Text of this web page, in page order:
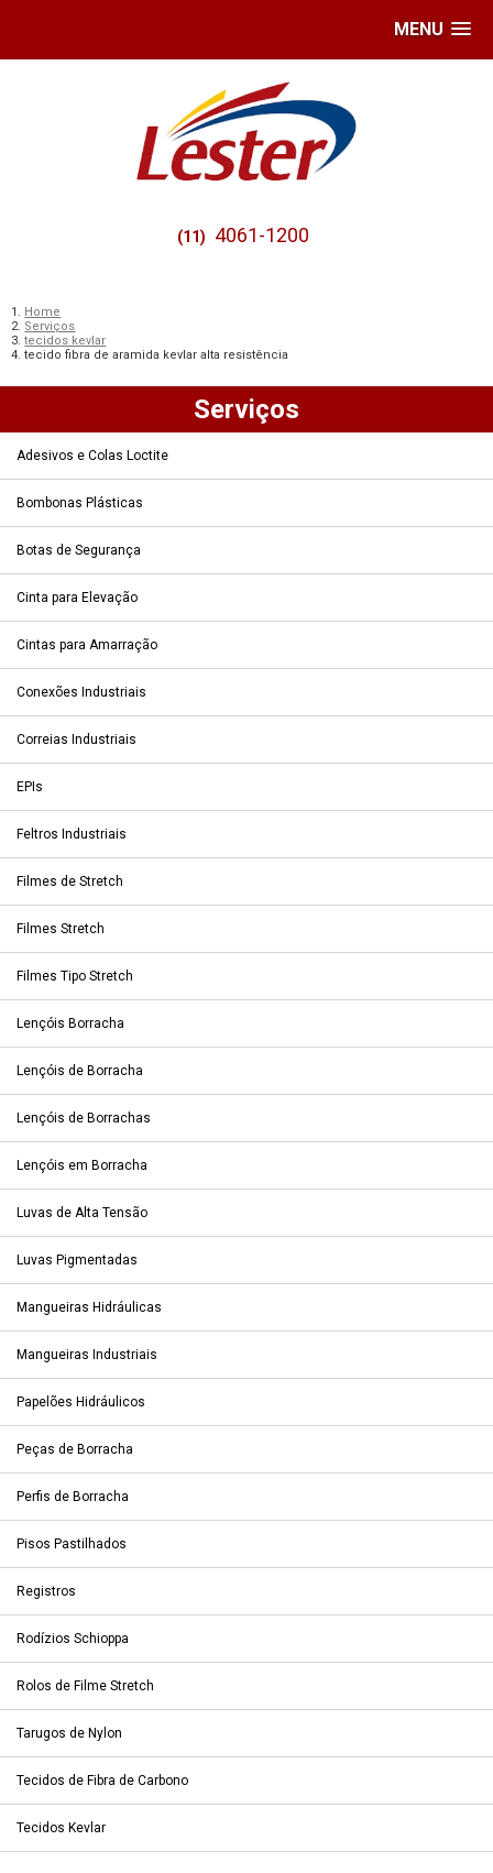
MENU
(11) 4061-1200
Home
Serviços
tecidos kevlar
tecido fibra de aramida kevlar alta resistência
Serviços
Adesivos e Colas Loctite
Bombonas Plásticas
Botas de Segurança
Cinta para Elevação
Cintas para Amarração
Conexões Industriais
Correias Industriais
EPIs
Feltros Industriais
Filmes de Stretch
Filmes Stretch
Filmes Tipo Stretch
Lençóis Borracha
Lençóis de Borracha
Lençóis de Borrachas
Lençóis em Borracha
Luvas de Alta Tensão
Luvas Pigmentadas
Mangueiras Hidráulicas
Mangueiras Industriais
Papelões Hidráulicos
Peças de Borracha
Perfis de Borracha
Pisos Pastilhados
Registros
Rodízios Schioppa
Rolos de Filme Stretch
Tarugos de Nylon
Tecidos de Fibra de Carbono
Tecidos Kevlar